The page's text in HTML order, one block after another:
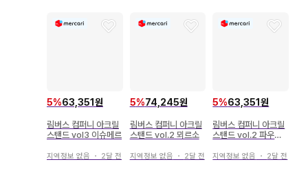
5%63,351원
림버스 컴퍼니 아크릴
스탠드 vol3 이슈메르
지역정보 없음 ・ 2달 전
5%74,245원
림버스 컴퍼니 아크릴
스탠드 vol.2 뫼르소
지역정보 없음 ・ 2달 전
5%63,351원
림버스 컴퍼니 아크릴
스탠드 vol.2 파우스
지역정보 없음 ・ 2달 전